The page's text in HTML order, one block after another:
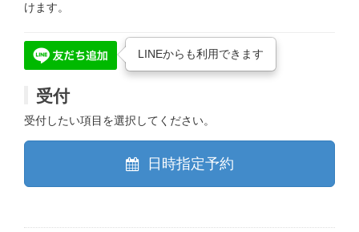
けます。
LINEからも利用できます
受付
受付したい項目を選択してください。
日時指定予約